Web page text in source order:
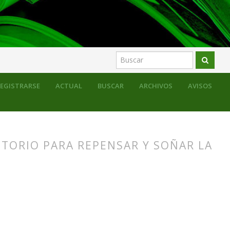
ACTUAL BUSCAR ARCHIVOS AVISOS
PARA REPENSAR Y SOÑAR LA